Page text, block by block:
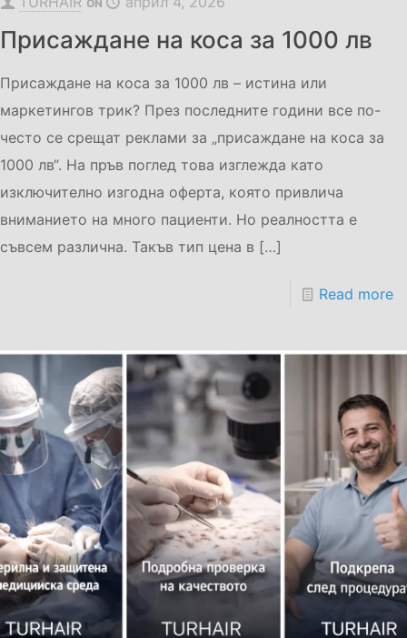
ON
Присаждане на коса за 1000 лв
Присаждане на коса за 1000 лв – истина или
маркетингов трик? През последните години все по-
често се срещат реклами за „присаждане на коса за
1000 лв“. На пръв поглед това изглежда като
изключително изгодна оферта, която привлича
вниманието на много пациенти. Но реалността е
съвсем различна. Такъв тип цена в […]
Read more